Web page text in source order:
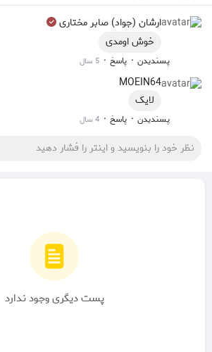
ارشان (جواد) صابر مختاری
خوش اومدی
پسندیدن · پاسخ · 5 سال
MOEIN64
لایک
پسندیدن · پاسخ · 4 سال
پست دیگری وجود ندارد